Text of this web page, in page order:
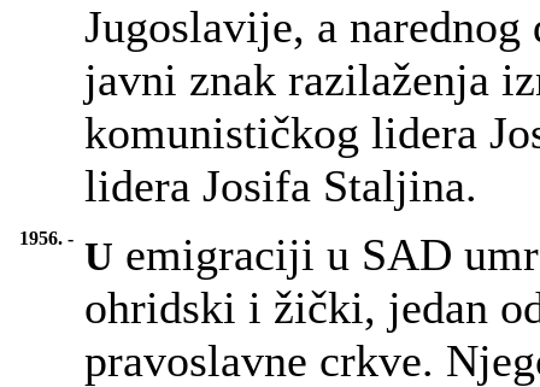
Jugoslavije, a
javni znak razilaženja
komunističkog lidera
lidera Josifa Staljina.
1956. - U emigraciji u SAD
ohridski i žički, jedan
pravoslavne crkve.